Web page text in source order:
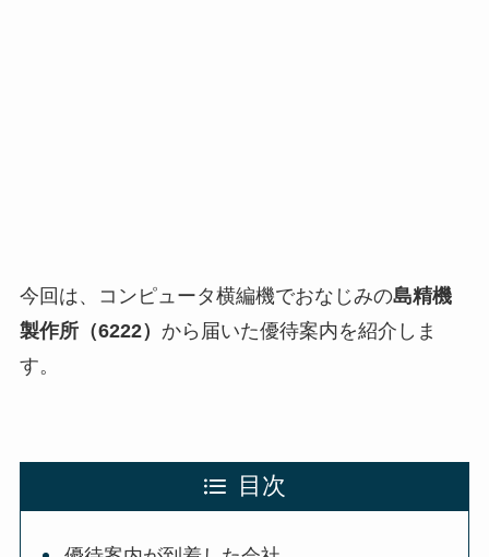
今回は、コンピュータ横編機でおなじみの島精機
製作所（6222） から届いた優待案内を紹介しま
す。
目次